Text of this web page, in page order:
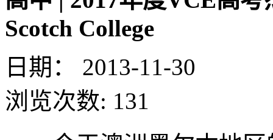
Scotch College
日期：
2013-11-30
浏览次数: 131